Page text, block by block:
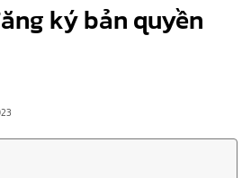
ký bản quyền